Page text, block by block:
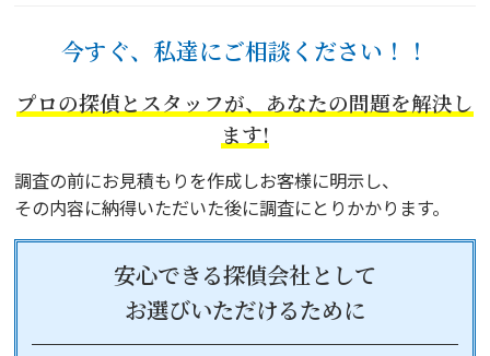
今すぐ、私達にご相談ください！！
プロの探偵とスタッフが、あなたの問題を解決し
ます!
調査の前にお見積もりを作成しお客様に明示し、
その内容に納得いただいた後に調査にとりかかります。
安心できる探偵会社として
お選びいただけるために